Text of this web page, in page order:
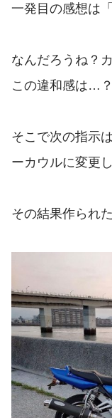
一発目の感想は
なんだろうね？
この違和感は…？
そこで次の指示
ーカウルに変更
その結果作られ